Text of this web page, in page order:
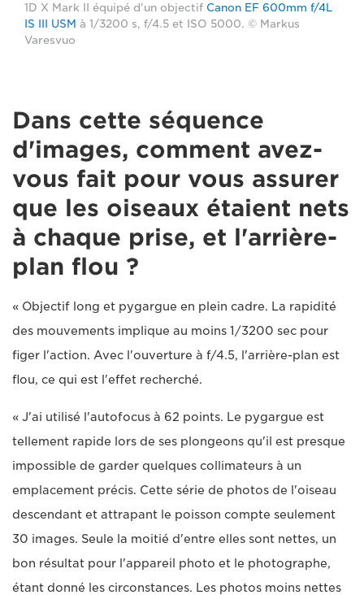
1D X Mark II équipé d'un objectif Canon EF 600mm f/4L
IS III USM à 1/3200 s, f/4.5 et ISO 5000. © Markus
Varesvuo
Dans cette séquence
d'images, comment avez-
vous fait pour vous assurer
que les oiseaux étaient nets
à chaque prise, et l'arrière-
plan flou ?
« Objectif long et pygargue en plein cadre. La rapidité
des mouvements implique au moins 1/3200 sec pour
figer l'action. Avec l'ouverture à f/4.5, l'arrière-plan est
flou, ce qui est l'effet recherché.
« J'ai utilisé l'autofocus à 62 points. Le pygargue est
tellement rapide lors de ses plongeons qu'il est presque
impossible de garder quelques collimateurs à un
emplacement précis. Cette série de photos de l'oiseau
descendant et attrapant le poisson compte seulement
30 images. Seule la moitié d'entre elles sont nettes, un
bon résultat pour l'appareil photo et le photographe,
étant donné les circonstances. Les photos moins nettes